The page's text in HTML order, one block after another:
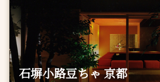
石塀小路豆ちゃ 京都